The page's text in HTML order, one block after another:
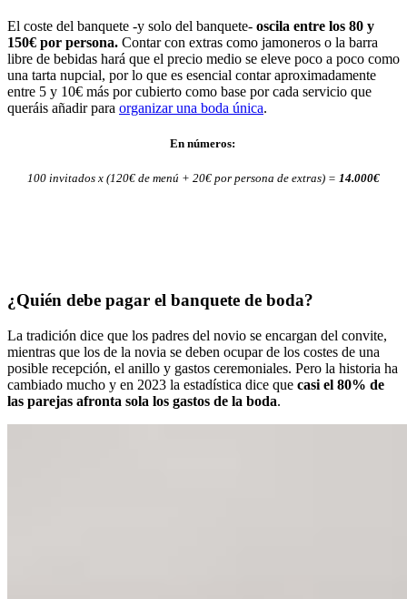
El coste del banquete -y solo del banquete- oscila entre los 80 y
150€ por persona. Contar con extras como jamoneros o la barra
libre de bebidas hará que el precio medio se eleve poco a poco como
una tarta nupcial, por lo que es esencial contar aproximadamente
entre 5 y 10€ más por cubierto como base por cada servicio que
queráis añadir para organizar una boda única.
En números:
100 invitados x (120€ de menú + 20€ por persona de extras) = 14.000€
¿Quién debe pagar el banquete de boda?
La tradición dice que los padres del novio se encargan del convite,
mientras que los de la novia se deben ocupar de los costes de una
posible recepción, el anillo y gastos ceremoniales. Pero la historia ha
cambiado mucho y en 2023 la estadística dice que casi el 80% de
las parejas afronta sola los gastos de la boda.